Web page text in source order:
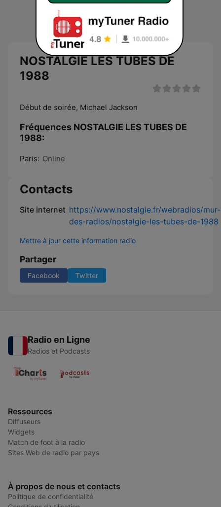
NOSTALGIE LES TUBES DE
1988
Début de soirée, Michael Jackson
Fréquences NOSTALGIE LES TUBES DE
1988:
Paris: Online
Contacts
Site internet https://www.nostalgie.fr/webradios/mur-
des-radios/nostalgie-les-tubes-de-1988
Mettre à jour cette information radio
Partager
Facebook Twitter
Radio en Ligne
Radios et Podcasts
Ressources
Diffuseurs
Widgets
Match de foot à la radio
Sites Web de radio par pays
À propos de nous et contacts
Politique de confidentialité